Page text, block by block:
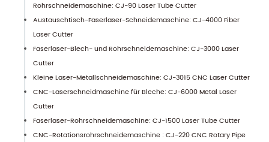
Rohrschneidemaschine: CJ-90 Laser Tube Cutter
Austauschtisch-Faserlaser-Schneidemaschine: CJ-4000 Fiber
Laser Cutter
Faserlaser-Blech- und Rohrschneidemaschine: CJ-3000 Laser
Cutter
Kleine Laser-Metallschneidemaschine: CJ-3015 CNC Laser Cutter
CNC-Laserschneidmaschine für Bleche: CJ-6000 Metal Laser
Cutter
Faserlaser-Rohrschneidemaschine: CJ-1500 Laser Tube Cutter
CNC-Rotationsrohrschneidemaschine : CJ-220 CNC Rotary Pipe